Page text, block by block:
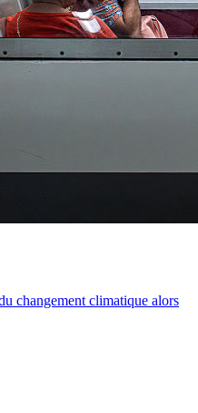
changement climatique alors